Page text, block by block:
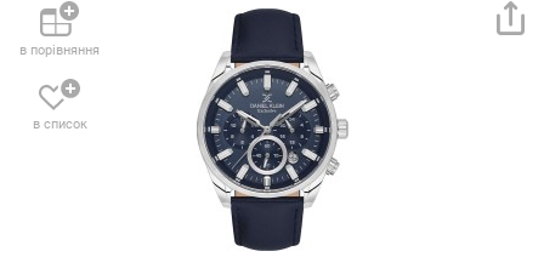
в порівняння
в список